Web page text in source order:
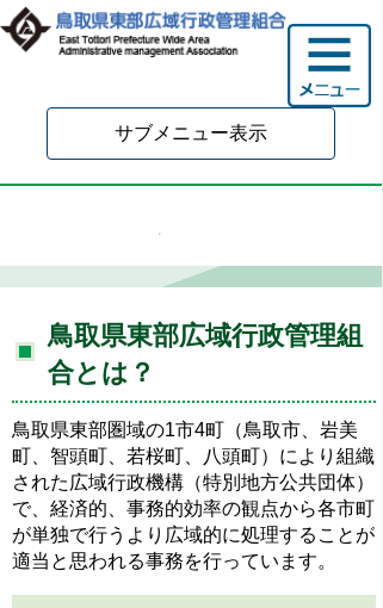
サブメニュー表示
設置目的・実施事務
鳥取県東部広域行政管理組
合とは？
鳥取県東部圏域の1市4町（鳥取市、岩美
町、智頭町、若桜町、八頭町）により組織
された広域行政機構（特別地方公共団体）
で、経済的、事務的効率の観点から各市町
が単独で行うより広域的に処理することが
適当と思われる事務を行っています。